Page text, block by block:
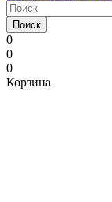
Поиск
0
0
0
Корзина